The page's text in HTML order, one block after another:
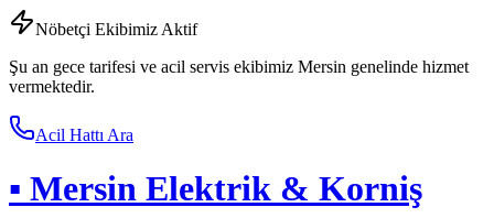
Nöbetçi Ekibimiz Aktif
Şu an gece tarifesi ve acil servis ekibimiz Mersin genelinde hizmet
vermektedir.
Acil Hattı Ara
▪ Mersin Elektrik & Korniş